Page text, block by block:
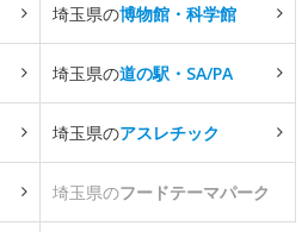
埼玉県の博物館・科学館
埼玉県の道の駅・SA/PA
埼玉県のアスレチック
埼玉県のフードテーマパーク